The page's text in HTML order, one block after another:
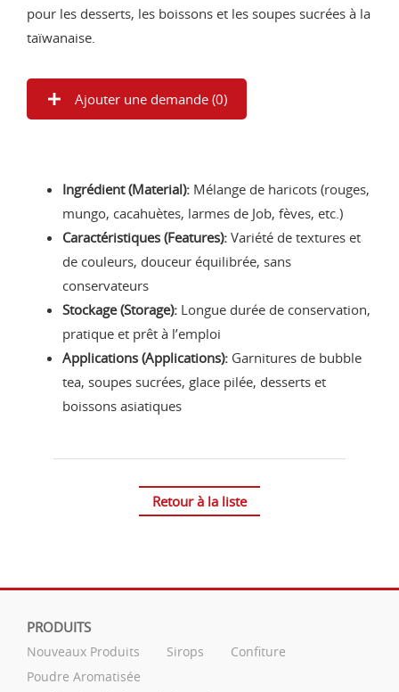
pour les desserts, les boissons et les soupes sucrées à la
taïwanaise.
Ajouter une demande (0)
Ingrédient (Material): Mélange de haricots (rouges,
mungo, cacahuètes, larmes de Job, fèves, etc.)
Caractéristiques (Features): Variété de textures et
de couleurs, douceur équilibrée, sans
conservateurs
Stockage (Storage): Longue durée de conservation,
pratique et prêt à l’emploi
Applications (Applications): Garnitures de bubble
tea, soupes sucrées, glace pilée, desserts et
boissons asiatiques
Retour à la liste
PRODUITS
Nouveaux Produits Sirops
Confiture
Poudre Aromatisée